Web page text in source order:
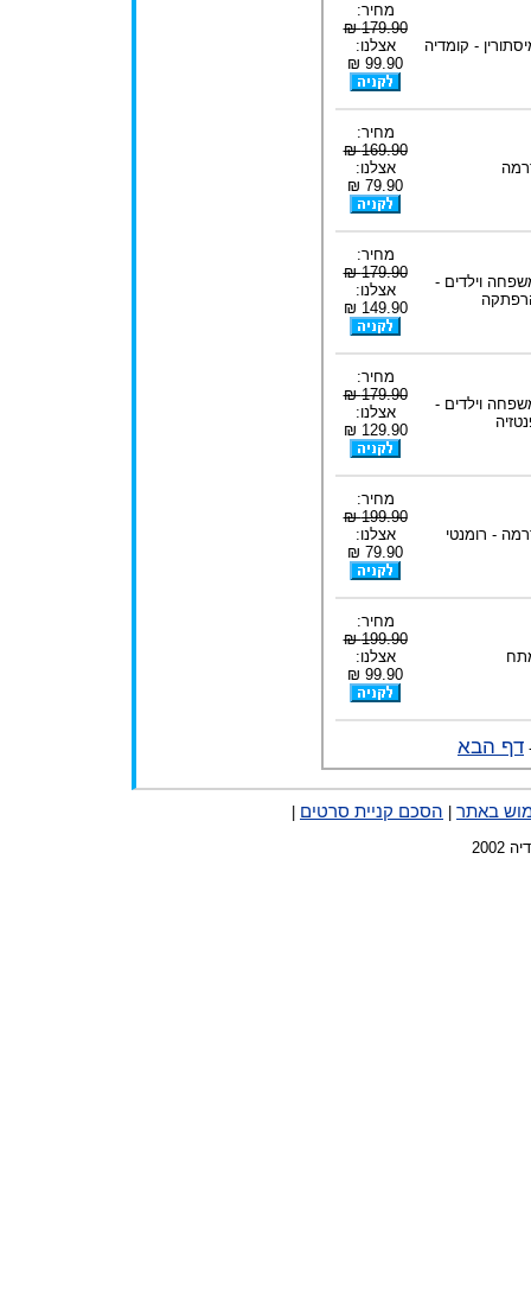
- קומדיה
מחיר:
179.90 ₪
אצלנו:
99.90 ₪
מחיר:
169.90 ₪
אצלנו:
79.90 ₪
וילדים -
מחיר:
179.90 ₪
אצלנו:
149.90 ₪
וילדים -
מחיר:
179.90 ₪
אצלנו:
129.90 ₪
- רומנטי
מחיר:
199.90 ₪
אצלנו:
79.90 ₪
מחיר:
199.90 ₪
אצלנו:
99.90 ₪
דף הבא
באתר הסכם קניית סרטים